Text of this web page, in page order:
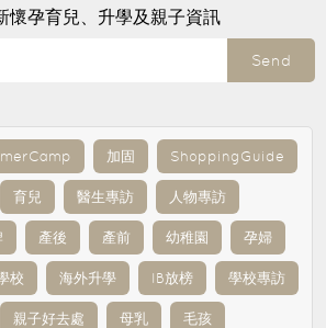
懷孕育兒、升學及親子資訊
Send
加固 ShoppingGuide
育兒 醫生專訪 人物專訪
產後 產前 幼稚園 孕婦
校 海外升學 IB放榜 學校專訪
親子好去處 母乳 毛孩